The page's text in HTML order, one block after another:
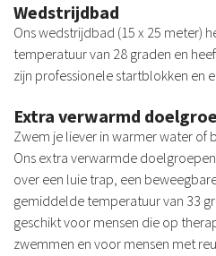
Wedstrijdbad
Ons wedstrijdbad (15 x 25 meter)
temperatuur van 28 graden en
zijn professionele startblokken en
Extra verwarmd
Zwem je liever in warmer water of
Ons extra verwarmde
over een luie trap, een
gemiddelde temperatuur van 33
geschikt voor mensen die op
zwemmen en voor mensen met